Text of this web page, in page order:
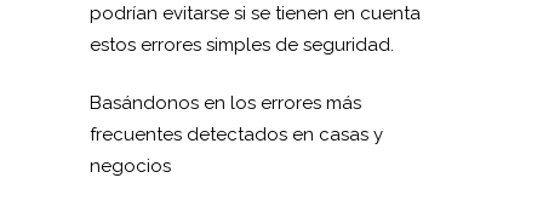
podrían evitarse si se tienen en cuenta
estos errores simples de seguridad.
Basándonos en los errores más
frecuentes detectados en casas y
negocios